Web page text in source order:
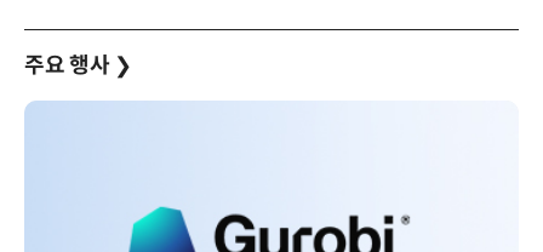
주요 행사 ❯